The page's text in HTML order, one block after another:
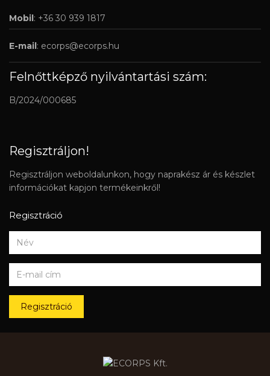
Mobil: +36 30 939 1817
E-mail: ecorps@ecorps.hu
Felnőttképző nyilvántartási szám:
B/2024/000685
Regisztráljon!
Regisztráljon weboldalunkon, hogy naprakész ár és készlet
információkat kapjon termékeinkről!
Regisztráció
Regisztráció